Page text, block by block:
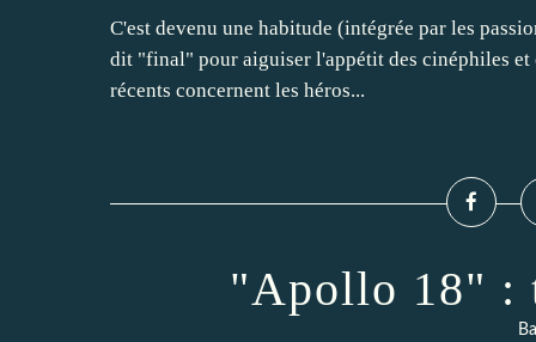
C'est devenu une habitude (intégrée par les
dit "final" pour aiguiser l'appétit des cinéphiles et
récents concernent les héros...
"Apollo 18" :